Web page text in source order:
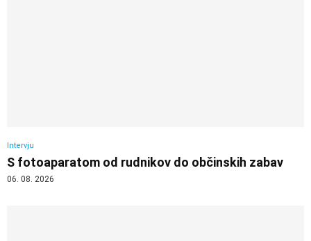
Intervju
S fotoaparatom od rudnikov do občinskih zabav
06. 08. 2026